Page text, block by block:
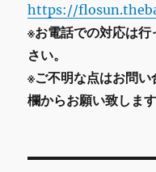
https://
※お電話での対応は
さい。
※ご不明な点はお問い
欄からお願い致します